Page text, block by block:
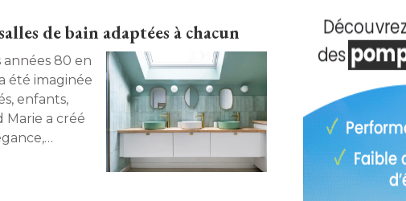
de bain adaptées à chacun
été imaginée
enfants,
a créé